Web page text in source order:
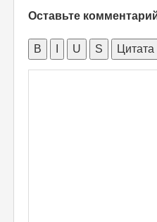
Оставьте
B U S Цитата